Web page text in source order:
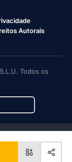
Autorais
Todos os